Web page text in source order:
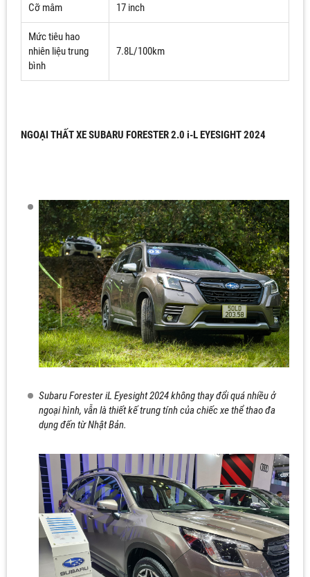
Cỡ mâm 17 inch
Mức tiêu hao
nhiên liệu trung
bình
7.8L/100km
NGOẠI THẤT XE SUBARU FORESTER 2.0 i-L EYESIGHT 2024
Subaru Forester iL Eyesight 2024 không thay đổi quá nhiều ở
ngoại hình, vẫn là thiết kế trung tính của chiếc xe thể thao đa
dụng đến từ Nhật Bản.